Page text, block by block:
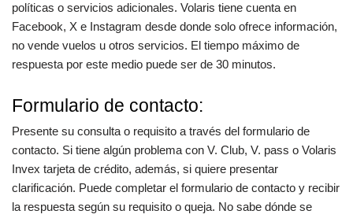
políticas o servicios adicionales. Volaris tiene cuenta en
Facebook, X e Instagram desde donde solo ofrece información,
no vende vuelos u otros servicios. El tiempo máximo de
respuesta por este medio puede ser de 30 minutos.
Formulario de contacto:
Presente su consulta o requisito a través del formulario de
contacto. Si tiene algún problema con V. Club, V. pass o Volaris
Invex tarjeta de crédito, además, si quiere presentar
clarificación. Puede completar el formulario de contacto y recibir
la respuesta según su requisito o queja. No sabe dónde se